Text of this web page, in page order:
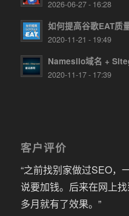
2026-06-27 - 16:28
如何提高谷歌EAT质
2020-11-21 - 19:49
Namesilo域名 +
2020-11-17 - 17:39
客户评价
“之前找别家做过SEO，
说要加钱。后来在网上
多月就有了效果。”